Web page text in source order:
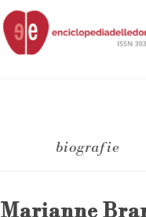
biografie
Marianne